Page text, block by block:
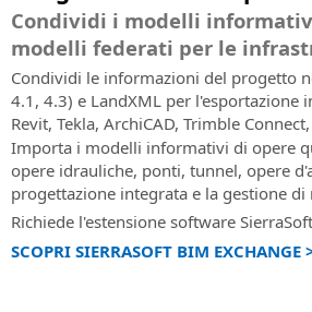
Condividi i modelli
modelli federati per le
Condividi le informazioni del progetto
4.1, 4.3) e LandXML per l'esportazione
Revit, Tekla, ArchiCAD, Trimble
Importa i modelli informativi di opere
opere idrauliche, ponti, tunnel, opere
progettazione integrata e la gestione
Richiede l'estensione software
SCOPRI SIERRASOFT BIM EXCHANGE